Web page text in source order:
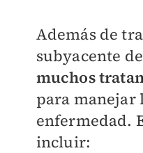
Además de
subyacente
muchos
para manejar
enfermedad.
incluir: